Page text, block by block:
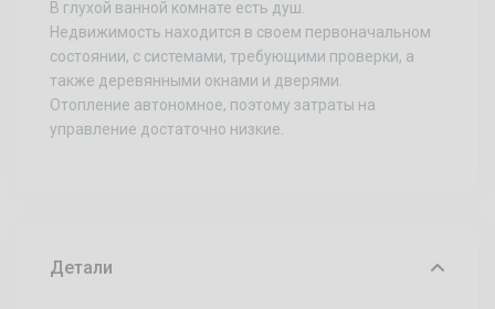
В глухой ванной комнате есть душ.
Недвижимость находится в своем первоначальном
состоянии, с системами, требующими проверки, а
также деревянными окнами и дверями.
Отопление автономное, поэтому затраты на
управление достаточно низкие.
Детали